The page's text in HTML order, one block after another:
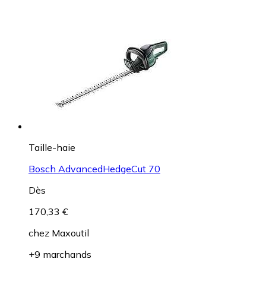
Taille-haie
Bosch AdvancedHedgeCut 70
Dès
170,33 €
chez Maxoutil
+9 marchands